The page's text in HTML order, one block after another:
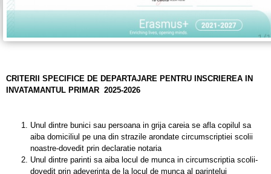
CRITERII SPECIFICE DE DEPARTAJARE PENTRU INSCRIEREA IN
INVATAMANTUL PRIMAR 2025-2026
Unul dintre bunici sau persoana in grija careia se afla copilul sa
aiba domiciliul pe una din strazile arondate circumscriptiei scolii
noastre-dovedit prin declaratie notaria
Unul dintre parinti sa aiba locul de munca in circumscriptia scolii-
dovedit prin adeverinta de la locul de munca al parintelui